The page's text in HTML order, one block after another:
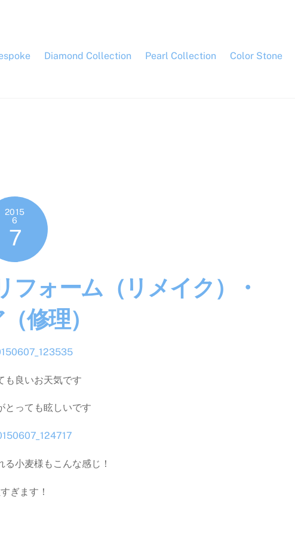
Diamond Collection Pearl Collection Color Stone
2015
6
7
フォーム（リメイク）・
修理）
も良いお天気です
とっても眩しいです
る小麦様もこんな感じ！
ぎます！